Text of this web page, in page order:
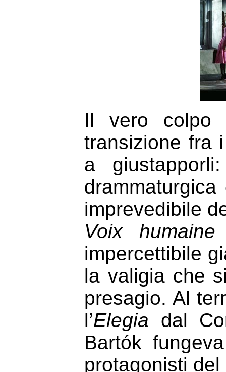
Il vero colpo
transizione fra
a
imprevedibile
Voix humaine
impercettibile
la valigia che
presagio. Al
l’Elegia dal
Bartók
protagonisti